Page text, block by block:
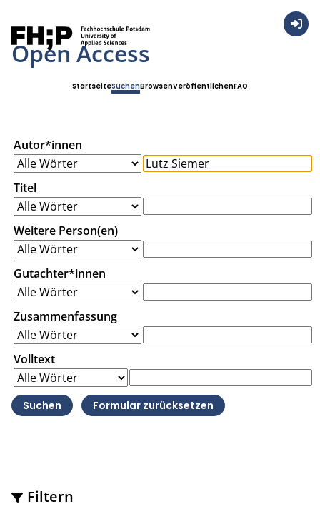
Open Access
StartseiteSuchenBrowsenVeröffentlichenFAQ
Autor*innen
Titel
Weitere Person(en)
Gutachter*innen
Zusammenfassung
Volltext
Filtern